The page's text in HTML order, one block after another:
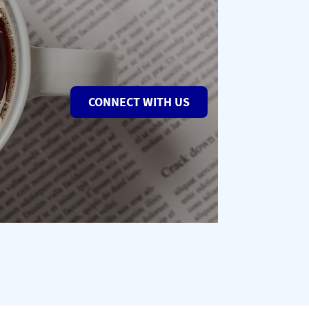
CONNECT WITH US